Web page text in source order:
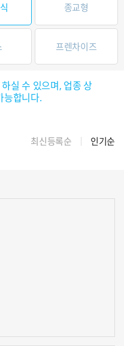
종교형
프렌차이즈
실 수 있으며, 업종 상
능합니다.
최신등록순 인기순